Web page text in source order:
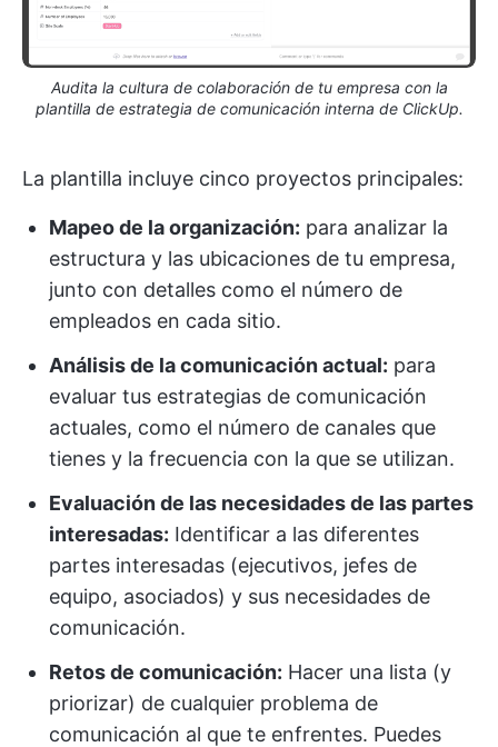
Audita la cultura de colaboración de tu empresa con la
plantilla de estrategia de comunicación interna de ClickUp.
La plantilla incluye cinco proyectos principales:
Mapeo de la organización: para analizar la
estructura y las ubicaciones de tu empresa,
junto con detalles como el número de
empleados en cada sitio.
Análisis de la comunicación actual: para
evaluar tus estrategias de comunicación
actuales, como el número de canales que
tienes y la frecuencia con la que se utilizan.
Evaluación de las necesidades de las partes
interesadas: Identificar a las diferentes
partes interesadas (ejecutivos, jefes de
equipo, asociados) y sus necesidades de
comunicación.
Retos de comunicación: Hacer una lista (y
priorizar) de cualquier problema de
comunicación al que te enfrentes. Puedes